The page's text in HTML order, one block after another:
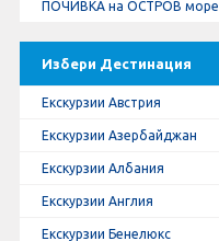
ПОЧИВКА на ОСТРОВ море
Избери Дестинация
Екскурзии Австрия
Екскурзии Азербайджан
Екскурзии Албания
Екскурзии Англия
Екскурзии Бенелюкс